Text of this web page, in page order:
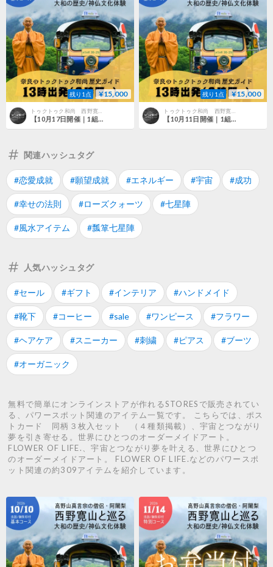
残り1点 ¥15,000 残り1点 ¥15,000
関連ハッシュタグ
#恋愛成就 #願望成就 #エネルギー #宇宙 #成功
#幸せの法則 #ローズクォーツ #七星陣
#風水アイテム #瓢箪七星陣
人気ハッシュタグ
#セール #ギフト #インテリア #ハンドメイド
#靴下 #コーヒー #sale #ワンピース #フラワー
#ヘアケア #スニーカー #刺繍 #ピアス #ブーツ
#オーガニック
無料で簡単にオンラインストアが作れるSTORESで販売されてい
る、パワースポット関連のアイテム一覧です。 こちらでは、ポス
トカード 同柄３枚入セット （４種類掲載）、宇宙とつながり
夢を引き寄せる。世界にひとつのオーダーメイドアート。
FLOWER OF LIFE.、宇宙とつながり夢を叶える、世界にひとつ
のオーダーメイドアート。 FLOWER OF LIFE.などのパワースポ
ット関連の約309アイテムを紹介しています。